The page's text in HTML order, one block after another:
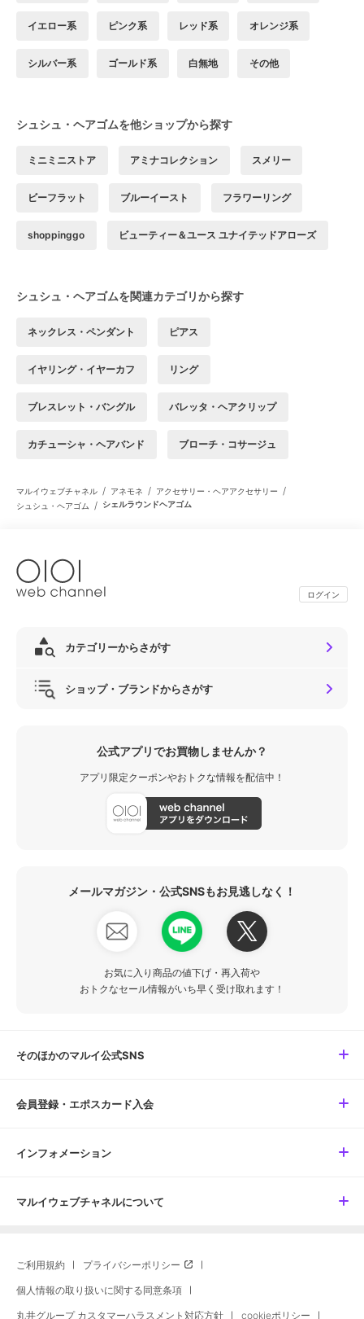
イエロー系 ピンク系 レッド系 オレンジ系
シルバー系 ゴールド系 白無地 その他
シュシュ・ヘアゴムを他ショップから探す
ミニミニストア アミナコレクション スメリー
ビーフラット ブルーイースト フラワーリング
shoppinggo ビューティー＆ユース ユナイテッドアローズ
シュシュ・ヘアゴムを関連カテゴリから探す
ネックレス・ペンダント ピアス
イヤリング・イヤーカフ リング
ブレスレット・バングル バレッタ・ヘアクリップ
カチューシャ・ヘアバンド ブローチ・コサージュ
マルイウェブチャネル / アネモネ / アクセサリー・ヘアアクセサリー /
シュシュ・ヘアゴム / シェルラウンドヘアゴム
ログイン
カテゴリーからさがす
ショップ・ブランドからさがす
公式アプリでお買物しませんか？
アプリ限定クーポンやおトクな情報を配信中！
メールマガジン・公式SNSもお見逃しなく！
お気に入り商品の値下げ・再入荷や
おトクなセール情報がいち早く受け取れます！
そのほかのマルイ公式SNS
会員登録・エポスカード入会
インフォメーション
マルイウェブチャネルについて
ご利用規約 プライバシーポリシー
個人情報の取り扱いに関する同意条項
丸井グループ カスタマーハラスメント対応方針 cookieポリシー